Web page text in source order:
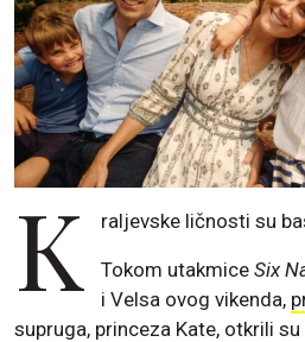
K raljevske ličnosti su
Tokom utakmiceSix
i Velsa ovog vikenda,
supruga, princeza Kate, otkrili